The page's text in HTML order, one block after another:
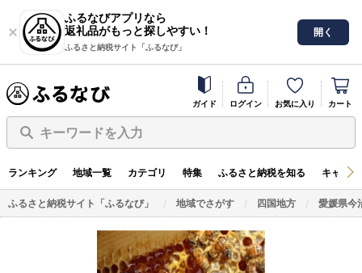
ふるなびアプリなら
返礼品がもっと探しやすい！
ふるさと納税サイト「ふるなび」
開く
ガイド ログイン お気に入り カート
キーワードを入力
ランキング 地域一覧 カテゴリ 特集 ふるさと納税を知る キャン
ふるさと納税サイト「ふるなび」 地域でさがす 四国地方 愛媛県今